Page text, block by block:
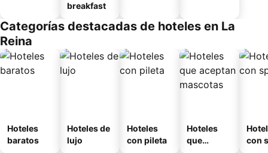
breakfast
Categorías destacadas de hoteles en La
Reina
Hoteles
baratos
Hoteles de
lujo
Hoteles
con pileta
Hoteles
que
con